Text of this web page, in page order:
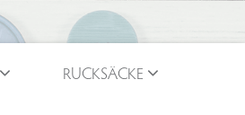
RUCKSÄCKE